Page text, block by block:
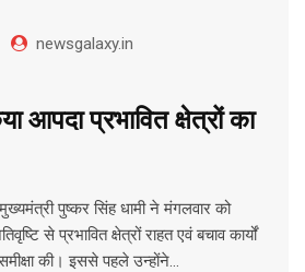
newsgalaxy.in
आपदा प्रभावित क्षेत्रों का
पुष्कर सिंह धामी ने मंगलवार को
से प्रभावित क्षेत्रों राहत एवं बचाव कार्यों
समीक्षा की। इससे पहले उन्होंने…